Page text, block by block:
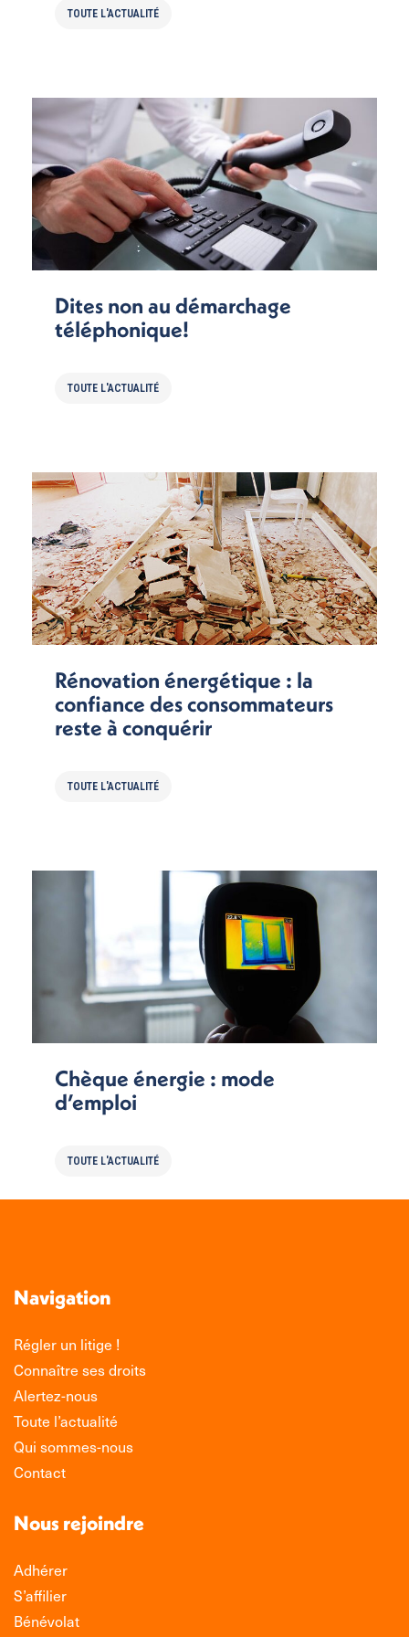
TOUTE L'ACTUALITÉ
Dites non au démarchage
téléphonique!
TOUTE L'ACTUALITÉ
Rénovation énergétique : la
confiance des consommateurs
reste à conquérir
TOUTE L'ACTUALITÉ
Chèque énergie : mode
d’emploi
TOUTE L'ACTUALITÉ
Navigation
Régler un litige !
Connaître ses droits
Alertez-nous
Toute l’actualité
Qui sommes-nous
Contact
Nous rejoindre
Adhérer
S’affilier
Bénévolat